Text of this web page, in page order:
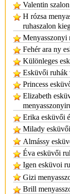
Valentin szalon
H rózsa
ruhaszalon
Menyasszonyi
Fehér ara ny
Különleges
Esküvői ruhák
Princess
Elizabeth
Erika esküvői
Milady
Almássy
Éva esküvői
Igen esküvoi
Gizi
Brill